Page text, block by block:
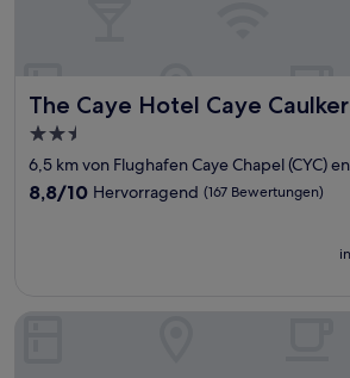
The Caye Hotel Caye Caulker
The Caye Hotel Caye Caulker
2.5-
Sterne-
Unterkunft
6,5 km von Flughafen Caye Chapel (CYC)
8.8
8,8/10 Hervorragend (167 Bewertungen)
Coral View Hotel & Resort